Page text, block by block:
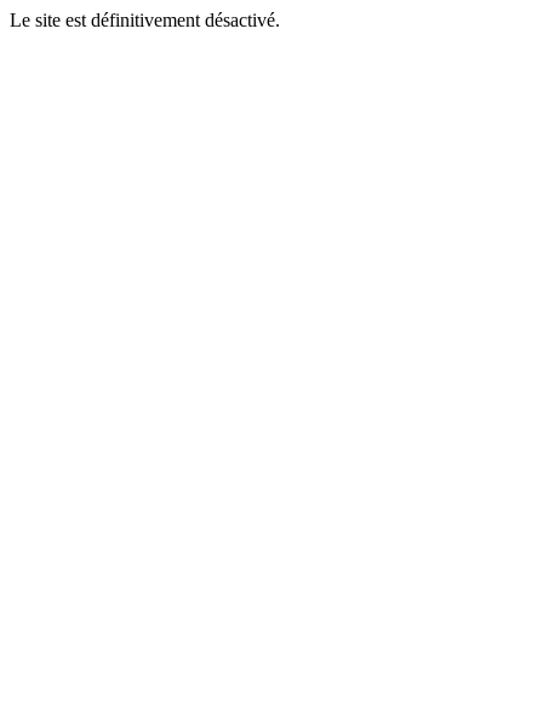
Le site est définitivement désactivé.